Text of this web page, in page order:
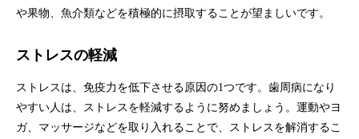
や果物、魚介類などを積極的に摂取することが望ましいです。
ストレスの軽減
ストレスは、免疫力を低下させる原因の1つです。歯周病になり
やすい人は、ストレスを軽減するように努めましょう。運動やヨ
ガ、マッサージなどを取り入れることで、ストレスを解消するこ